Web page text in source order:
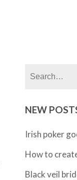
NEW
Irish poker
How to
Black veil